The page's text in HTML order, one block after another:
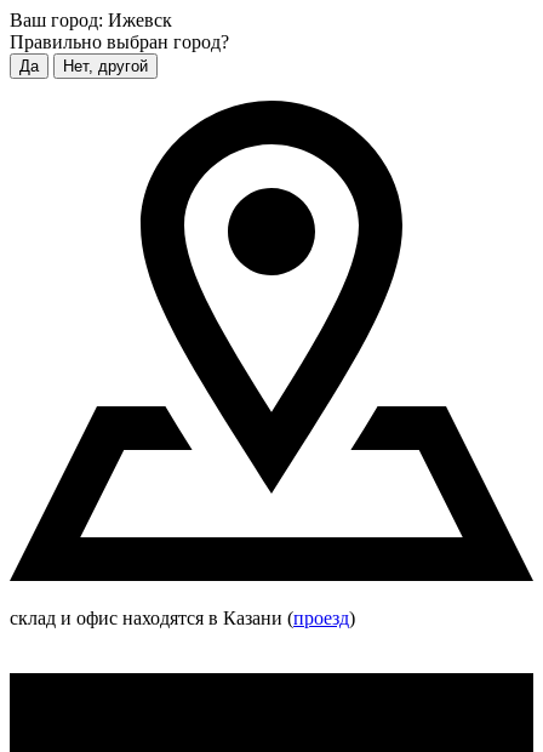
Ваш город: Ижевск
Правильно выбран город?
Да Нет, другой
склад и офис находятся в Казани (проезд)